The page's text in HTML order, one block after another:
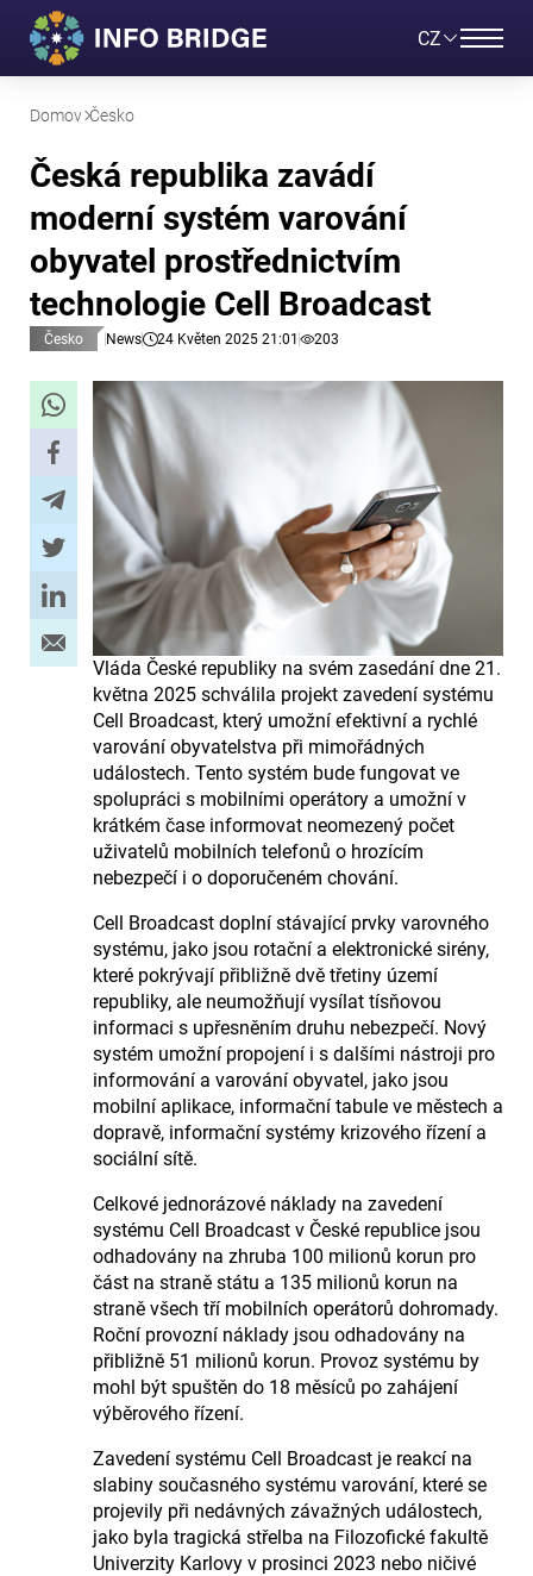
CZ
Domov Česko
Česká republika zavádí
moderní systém varování
obyvatel prostřednictvím
technologie Cell Broadcast
Česko News 24 Květen 2025 21:01 203
Vláda České republiky na svém zasedání dne 21.
května 2025 schválila projekt zavedení systému
Cell Broadcast, který umožní efektivní a rychlé
varování obyvatelstva při mimořádných
událostech. Tento systém bude fungovat ve
spolupráci s mobilními operátory a umožní v
krátkém čase informovat neomezený počet
uživatelů mobilních telefonů o hrozícím
nebezpečí i o doporučeném chování.
Cell Broadcast doplní stávající prvky varovného
systému, jako jsou rotační a elektronické sirény,
které pokrývají přibližně dvě třetiny území
republiky, ale neumožňují vysílat tísňovou
informaci s upřesněním druhu nebezpečí. Nový
systém umožní propojení i s dalšími nástroji pro
informování a varování obyvatel, jako jsou
mobilní aplikace, informační tabule ve městech a
dopravě, informační systémy krizového řízení a
sociální sítě.
Celkové jednorázové náklady na zavedení
systému Cell Broadcast v České republice jsou
odhadovány na zhruba 100 milionů korun pro
část na straně státu a 135 milionů korun na
straně všech tří mobilních operátorů dohromady.
Roční provozní náklady jsou odhadovány na
přibližně 51 milionů korun. Provoz systému by
mohl být spuštěn do 18 měsíců po zahájení
výběrového řízení.
Zavedení systému Cell Broadcast je reakcí na
slabiny současného systému varování, které se
projevily při nedávných závažných událostech,
jako byla tragická střelba na Filozofické fakultě
Univerzity Karlovy v prosinci 2023 nebo ničivé